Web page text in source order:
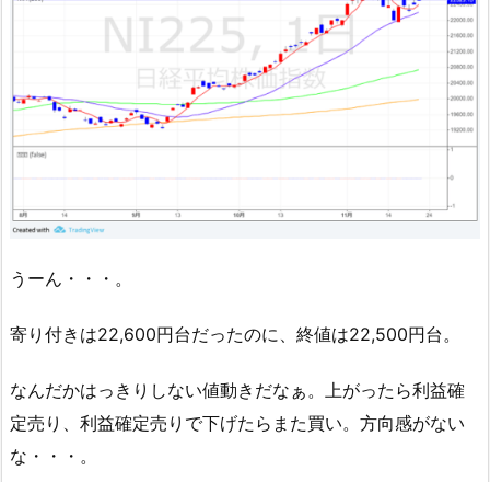
うーん・・・。
寄り付きは22,600円台だったのに、終値は22,500円台。
なんだかはっきりしない値動きだなぁ。上がったら利益確
定売り、利益確定売りで下げたらまた買い。方向感がない
な・・・。